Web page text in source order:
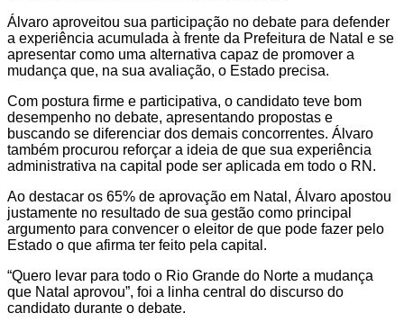
Álvaro aproveitou sua participação no debate para defender
a experiência acumulada à frente da Prefeitura de Natal e se
apresentar como uma alternativa capaz de promover a
mudança que, na sua avaliação, o Estado precisa.
Com postura firme e participativa, o candidato teve bom
desempenho no debate, apresentando propostas e
buscando se diferenciar dos demais concorrentes. Álvaro
também procurou reforçar a ideia de que sua experiência
administrativa na capital pode ser aplicada em todo o RN.
Ao destacar os 65% de aprovação em Natal, Álvaro apostou
justamente no resultado de sua gestão como principal
argumento para convencer o eleitor de que pode fazer pelo
Estado o que afirma ter feito pela capital.
“Quero levar para todo o Rio Grande do Norte a mudança
que Natal aprovou”, foi a linha central do discurso do
candidato durante o debate.